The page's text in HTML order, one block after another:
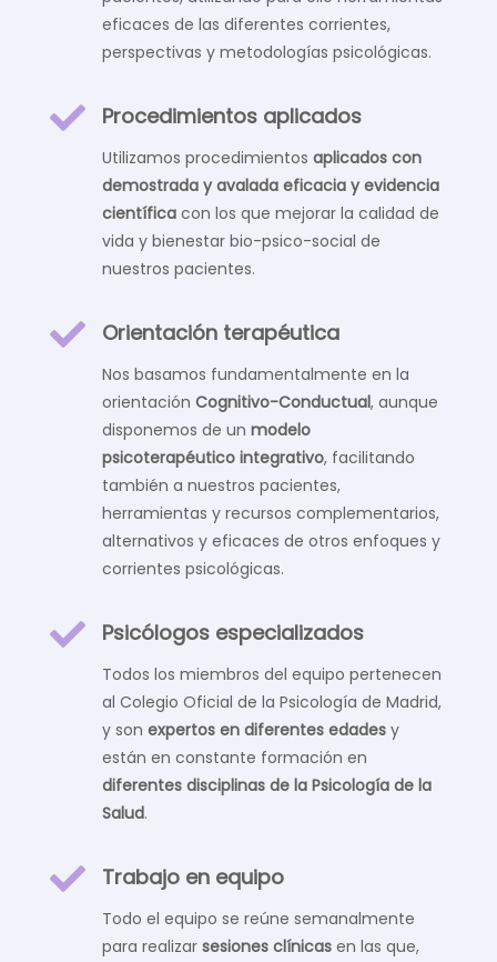
eficaces de las diferentes corrientes,
perspectivas y metodologías psicológicas.
 Procedimientos aplicados
Utilizamos procedimientos aplicados con
demostrada y avalada eficacia y evidencia
científicacon los que mejorar la calidad de
vida y bienestar bio-psico-social de
nuestros pacientes.
 Orientación terapéutica
Nos basamos fundamentalmente en la
orientación Cognitivo-Conductual, aunque
disponemos de un modelo
psicoterapéutico integrativo, facilitando
también a nuestros pacientes,
herramientas y recursos complementarios,
alternativos y eficaces de otros enfoques y
corrientes psicológicas.
 Psicólogos especializados
Todos los miembros del equipo pertenecen
al Colegio Oficial de la Psicología de Madrid,
y son expertos en diferentes edades y
están en constante formación en
diferentes disciplinas de la Psicología de la
Salud.
 Trabajo en equipo
Todo el equipo se reúne semanalmente
para realizar sesiones clínicasen las que,